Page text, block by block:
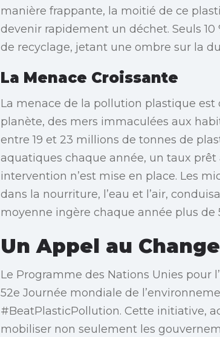
manière frappante, la moitié de ce
devenir rapidement un déchet. Seuls
de recyclage, jetant une ombre sur la
La Menace Croissante
La menace de la pollution plastique
planète, des mers immaculées aux
entre 19 et 23 millions de tonnes de
aquatiques chaque année, un taux prêt
intervention n’est mise en place. Les
dans la nourriture, l’eau et l’air,
moyenne ingère chaque année plus
Un Appel au
Le Programme des Nations Unies pour
52e Journée mondiale de
#BeatPlasticPollution. Cette initiative,
mobiliser non seulement les